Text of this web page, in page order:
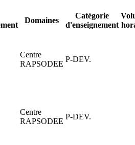
Domaines
Catégorie
d'enseignement
Centre
RAPSODEE
P-DEV.
Centre
RAPSODEE
P-DEV.